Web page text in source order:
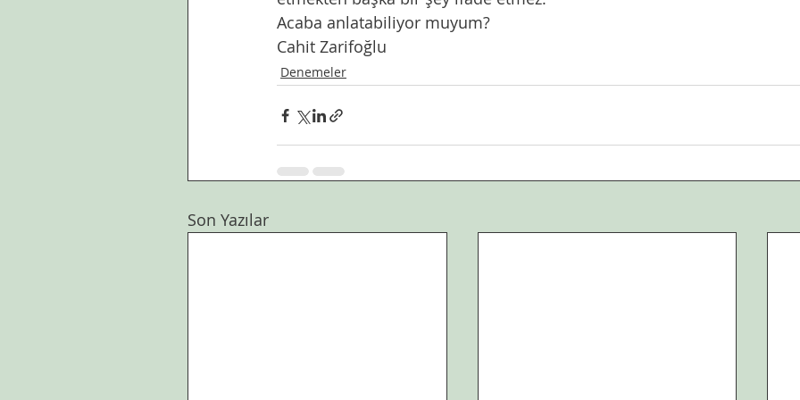
Acaba anlatabiliyor muyum?
Cahit Zarifoğlu
Denemeler
Son Yazılar